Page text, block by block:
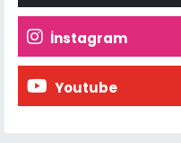
İnstagram
Youtube